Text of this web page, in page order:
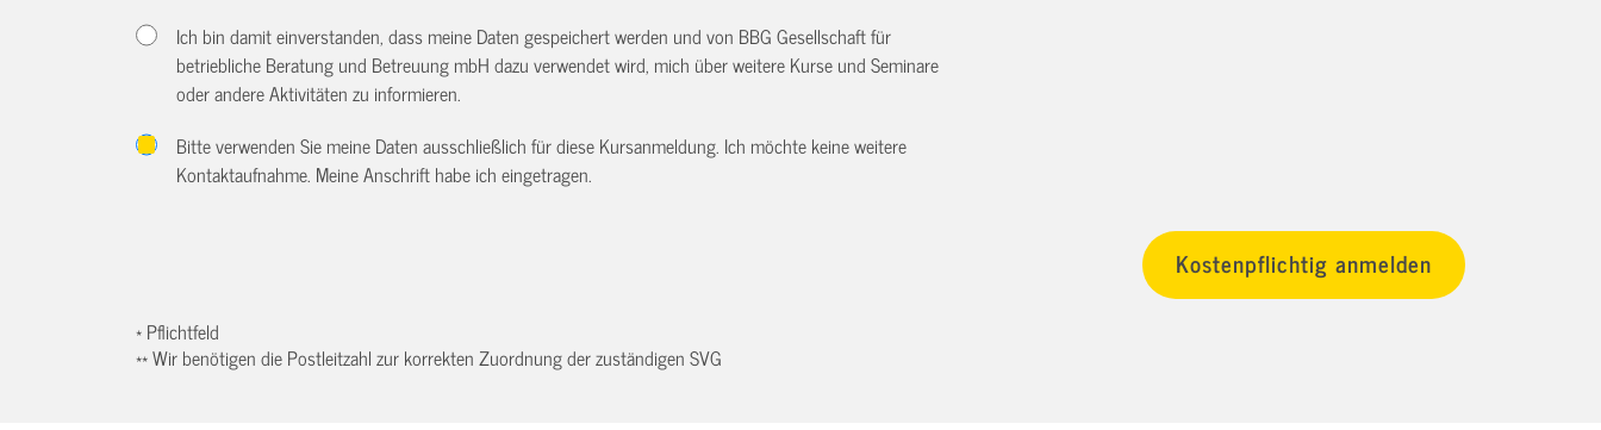
Ich bin damit einverstanden, dass meine Daten gespeichert werden und von BBG Gesellschaft für
betriebliche Beratung und Betreuung mbH dazu verwendet wird, mich über weitere Kurse und Seminare
oder andere Aktivitäten zu informieren.
Bitte verwenden Sie meine Daten ausschließlich für diese Kursanmeldung. Ich möchte keine weitere
Kontaktaufnahme. Meine Anschrift habe ich eingetragen.
* Pflichtfeld
** Wir benötigen die Postleitzahl zur korrekten Zuordnung der zuständigen SVG